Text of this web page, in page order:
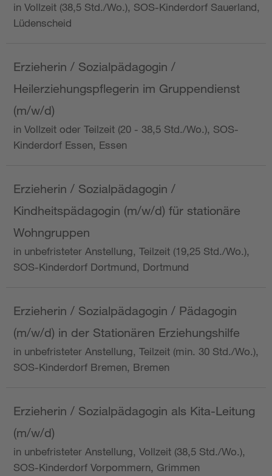
in Vollzeit (38,5 Std./Wo.), SOS-Kinderdorf Sauerland,
Lüdenscheid
Erzieherin / Sozialpädagogin /
Heilerziehungspflegerin im Gruppendienst
(m/w/d)
in Vollzeit oder Teilzeit (20 - 38,5 Std./Wo.), SOS-
Kinderdorf Essen, Essen
Erzieherin / Sozialpädagogin /
Kindheitspädagogin (m/w/d) für stationäre
Wohngruppen
in unbefristeter Anstellung, Teilzeit (19,25 Std./Wo.),
SOS-Kinderdorf Dortmund, Dortmund
Erzieherin / Sozialpädagogin / Pädagogin
(m/w/d) in der Stationären Erziehungshilfe
in unbefristeter Anstellung, Teilzeit (min. 30 Std./Wo.),
SOS-Kinderdorf Bremen, Bremen
Erzieherin / Sozialpädagogin als Kita-Leitung
(m/w/d)
in unbefristeter Anstellung, Vollzeit (38,5 Std./Wo.),
SOS-Kinderdorf Vorpommern, Grimmen